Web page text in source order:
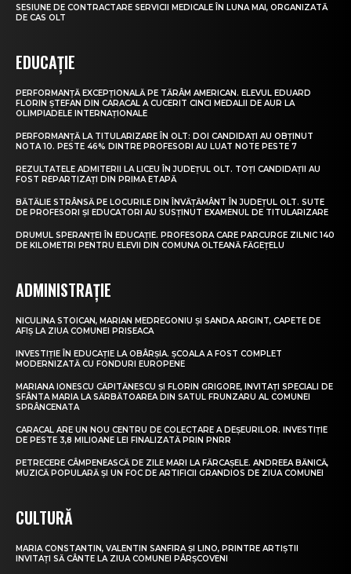
SESIUNE DE CONTRACTARE SERVICII MEDICALE ÎN LUNA MAI, ORGANIZATĂ
DE CAS OLT
EDUCAȚIE
PERFORMANȚĂ EXCEPȚIONALĂ PE TĂRÂM AMERICAN. ELEVUL EDUARD
FLORIN ȘTEFAN DIN CARACAL A CUCERIT CINCI MEDALII DE AUR LA
OLIMPIADELE INTERNAȚIONALE
PERFORMANȚĂ LA TITULARIZARE ÎN OLT: DOI CANDIDAȚI AU OBȚINUT
NOTA 10. PESTE 46% DINTRE PROFESORI AU LUAT NOTE PESTE 7
REZULTATELE ADMITERII LA LICEU ÎN JUDEȚUL OLT. TOȚI CANDIDAȚII AU
FOST REPARTIZAȚI DIN PRIMA ETAPĂ
BĂTĂLIE STRÂNSĂ PE LOCURILE DIN ÎNVĂȚĂMÂNT ÎN JUDEȚUL OLT. SUTE
DE PROFESORI ȘI EDUCATORI AU SUSȚINUT EXAMENUL DE TITULARIZARE
DRUMUL SPERANȚEI ÎN EDUCAȚIE. PROFESORA CARE PARCURGE ZILNIC 140
DE KILOMETRI PENTRU ELEVII DIN COMUNA OLTEANĂ FĂGEȚELU
ADMINISTRAȚIE
NICULINA STOICAN, MARIAN MEDREGONIU ȘI SANDA ARGINT, CAPETE DE
AFIȘ LA ZIUA COMUNEI PRISEACA
INVESTIȚIE ÎN EDUCAȚIE LA OBÂRȘIA. ȘCOALA A FOST COMPLET
MODERNIZATĂ CU FONDURI EUROPENE
MARIANA IONESCU CĂPITĂNESCU ȘI FLORIN GRIGORE, INVITAȚI SPECIALI DE
SFÂNTA MARIA LA SĂRBĂTOAREA DIN SATUL FRUNZARU AL COMUNEI
SPRÂNCENATA
CARACAL ARE UN NOU CENTRU DE COLECTARE A DEȘEURILOR. INVESTIȚIE
DE PESTE 3,8 MILIOANE LEI FINALIZATĂ PRIN PNRR
PETRECERE CÂMPENEASCĂ DE ZILE MARI LA FĂRCAȘELE. ANDREEA BĂNICĂ,
MUZICĂ POPULARĂ ȘI UN FOC DE ARTIFICII GRANDIOS DE ZIUA COMUNEI
CULTURĂ
MARIA CONSTANTIN, VALENTIN SANFIRA ȘI LINO, PRINTRE ARTIȘTII
INVITAȚI SĂ CÂNTE LA ZIUA COMUNEI PÂRȘCOVENI